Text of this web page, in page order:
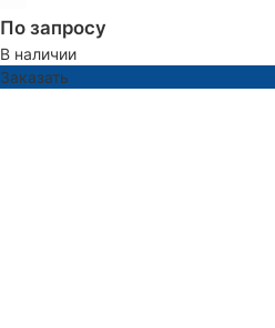
По запросу
В наличии
Заказать